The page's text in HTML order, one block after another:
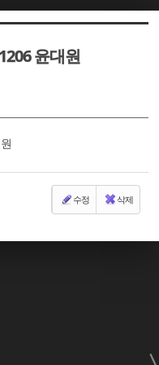
윤대원
수정 삭제
북5
북5
북5
북5